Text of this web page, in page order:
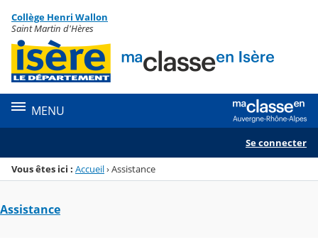
Menu de la rubrique
Contenu
Collège Henri Wallon
Saint Martin d'Hères
MENU
Se connecter
Vous êtes ici : Accueil›Assistance
Assistance